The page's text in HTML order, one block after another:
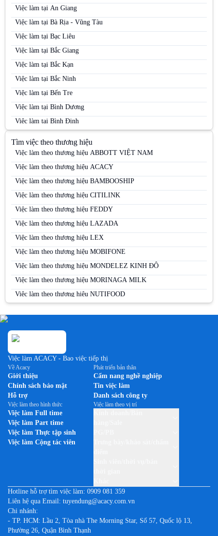
Việc làm tại An Giang
Việc làm tại Bà Rịa - Vũng Tàu
Việc làm tại Bạc Liêu
Việc làm tại Bắc Giang
Việc làm tại Bắc Kạn
Việc làm tại Bắc Ninh
Việc làm tại Bến Tre
Việc làm tại Bình Dương
Việc làm tại Bình Định
Việc làm tại Bình Thuận
Việc làm tại Cà Mau
Việc làm tại Cao Bằng
Việc làm tại Cần Thơ
Việc làm tại Đà Nẵng
Việc làm tại Đắk Lắk
Việc làm tại Đắk Nông
Việc làm tại Điện Biên
Việc làm tại Đồng Nai
Việc làm tại Đồng Tháp
Việc làm tại Gia Lai
Việc làm tại Hà Giang
Việc làm tại Hà Tĩnh
Việc làm tại Hải Phòng
Việc làm tại Hậu Giang
Việc làm tại Hòa Bình
Việc làm tại Hưng Yên
Việc làm tại Khánh Hòa
Việc làm tại Kiên Giang
Việc làm tại Kon Tum
Việc làm tại Lào Cai
Việc làm tại Lâm Đồng
Việc làm tại Long An
Việc làm tại Nam Định
Tìm việc theo thương hiệu
Việc làm theo thương hiệu ABBOTT VIỆT NAM
Việc làm theo thương hiệu ACACY
Việc làm theo thương hiệu BAMBOOSHIP
Việc làm theo thương hiệu CITILINK
Việc làm theo thương hiệu FEDDY
Việc làm theo thương hiệu LAZADA
Việc làm theo thương hiệu LEX
Việc làm theo thương hiệu MOBIFONE
Việc làm theo thương hiệu MONDELEZ KINH ĐÔ
Việc làm theo thương hiệu MORINAGA MILK
Việc làm theo thương hiệu NUTIFOOD
Việc làm theo thương hiệu SABECO
Việc làm theo thương hiệu SAMSUNG
Việc làm theo thương hiệu SUNTORY PEPSICO
Việc làm theo thương hiệu THUỐC LÁ JTI (CAMEL)
Việc làm theo thương hiệu TP-LINK
Việc làm theo thương hiệu UNILEVER VIỆT NAM
Việc làm ACACY - Bao việc tiếp thị
Về Acacy
Giới thiệu
Chính sách bảo mật
Hỗ trợ
Phát triển bản thân
Cẩm nang nghề nghiệp
Tin việc làm
Danh sách công ty
Việc làm theo hình thức
Việc làm Full time
Việc làm Part time
Việc làm Thực tập sinh
Việc làm Cộng tác viên
Việc làm theo vị trí
Hotline hỗ trợ tìm việc làm: 0909 081 359
Liên hệ qua Email: tuyendung@acacy.com.vn
Chi nhánh:
- TP. HCM: Lầu 2, Tòa nhà The Morning Star, Số 57, Quốc lộ 13,
Phường 26, Quận Bình Thạnh